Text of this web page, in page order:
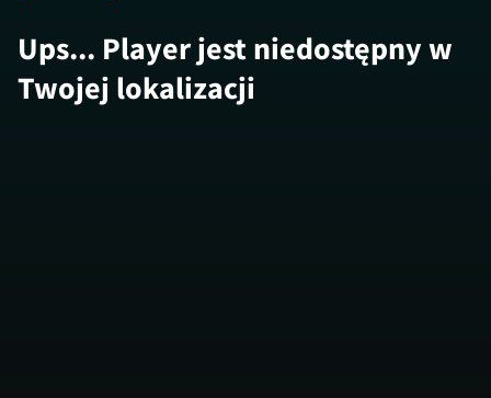
Ups... Player jest niedostępny w
Twojej lokalizacji